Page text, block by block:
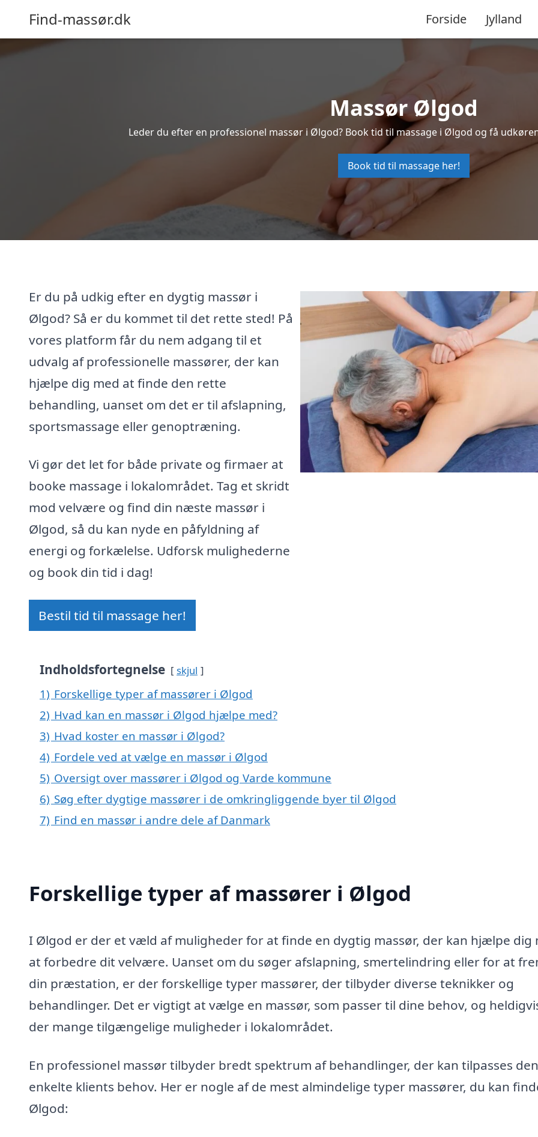
Find-massør.dk Forside Jylland
Massør Ølgod
Leder du efter en professionel massør i Ølgod? Book tid til massage i Ølgod og få
Book tid til massage her!
Er du på udkig efter en dygtig massør i
Ølgod? Så er du kommet til det rette sted! På
vores platform får du nem adgang til et
udvalg af professionelle massører, der kan
hjælpe dig med at finde den rette
behandling, uanset om det er til afslapning,
sportsmassage eller genoptræning.
Vi gør det let for både private og firmaer at
booke massage i lokalområdet. Tag et skridt
mod velvære og find din næste massør i
Ølgod, så du kan nyde en påfyldning af
energi og forkælelse. Udforsk mulighederne
og book din tid i dag!
Bestil tid til massage her!
Indholdsfortegnelse skjul
1) Forskellige typer af massører i Ølgod
2) Hvad kan en massør i Ølgod hjælpe med?
3) Hvad koster en massør i Ølgod?
4) Fordele ved at vælge en massør i Ølgod
5) Oversigt over massører i Ølgod og Varde kommune
6) Søg efter dygtige massører i de omkringliggende byer til Ølgod
7) Find en massør i andre dele af Danmark
Forskellige typer af massører i Ølgod
I Ølgod er der et væld af muligheder for at finde en dygtig massør, der kan hjælpe dig
at forbedre dit velvære. Uanset om du søger afslapning, smertelindring eller for at
din præstation, er der forskellige typer massører, der tilbyder diverse teknikker og
behandlinger. Det er vigtigt at vælge en massør, som passer til dine behov, og
der mange tilgængelige muligheder i lokalområdet.
En professionel massør tilbyder bredt spektrum af behandlinger, der kan tilpasses den
enkelte klients behov. Her er nogle af de mest almindelige typer massører, du kan
Ølgod: